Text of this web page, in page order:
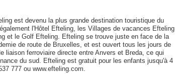
est devenu la plus grande destination touristique du
l'Hôtel Efteling, les Villages de vacances Efteling
et le Golf Efteling. Efteling se trouve juste en face de la
de route de Bruxelles, et est ouvert tous les jours de
liaison ferroviaire directe entre Anvers et Breda, ce qui
du sud. Efteling est gratuit pour les enfants jusqu'à 4
777 ou www.efteling.com.